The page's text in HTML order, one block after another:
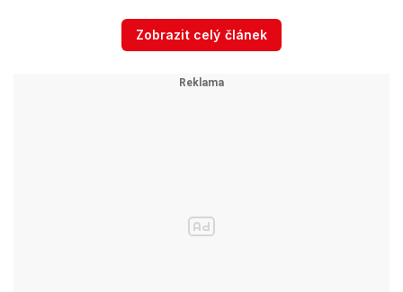
stojí zděná kůlna. U této kůlny rozbil sklo u
uvedla Čírtková.
Zobrazit celý článek